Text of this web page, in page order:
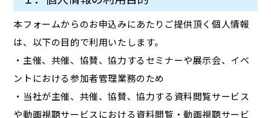
本フォームからのお申込みにあたりご提供頂く個人情報
は、以下の目的で利用いたします。
・主催、共催、協賛、協力するセミナーや展示会、イベ
ントにおける参加者管理業務のため
・当社が主催、共催、協賛、協力する資料閲覧サービス
や動画視聴サービスにおける資料閲覧・動画視聴サービ